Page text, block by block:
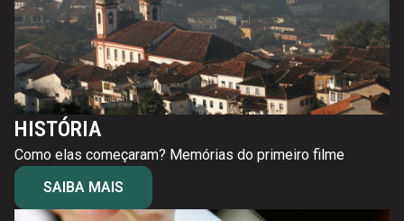
HISTÓRIA
Como elas começaram? Memórias do primeiro filme
SAIBA MAIS